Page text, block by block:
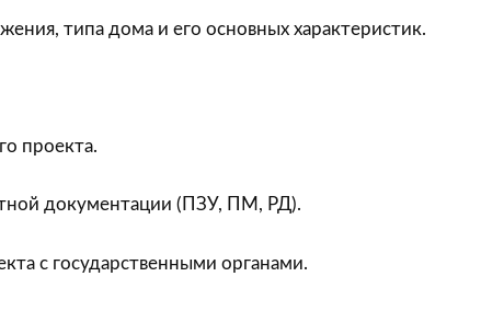
типа дома и его основных характеристик.
проекта.
документации (ПЗУ, ПМ, РД).
с государственными органами.